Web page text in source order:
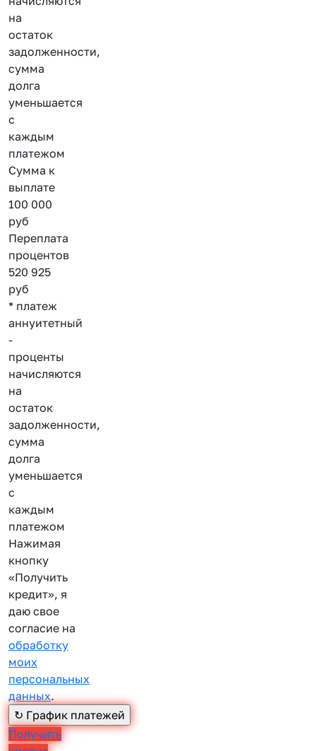
на
остаток
задолженности,
сумма
долга
уменьшается
с
каждым
платежом
Сумма к
выплате
100 000
руб
Переплата
процентов
520 925
руб
* платеж
аннуитетный
-
проценты
начисляются
на
остаток
задолженности,
сумма
долга
уменьшается
с
каждым
платежом
Нажимая
кнопку
«Получить
кредит», я
даю свое
согласие на
обработку
моих
персональных
данных.
Получить